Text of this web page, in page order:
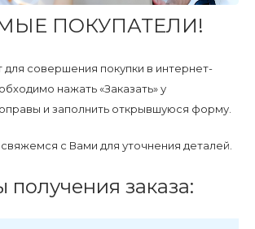
ПОКУПАТЕЛИ!
совершения покупки в интернет-
нажать «Заказать» у
и заполнить открывшуюся форму.
с Вами для уточнения деталей.
получения заказа: